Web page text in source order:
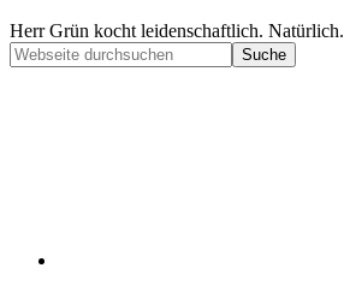
Herr Grün kocht leidenschaftlich. Natürlich.